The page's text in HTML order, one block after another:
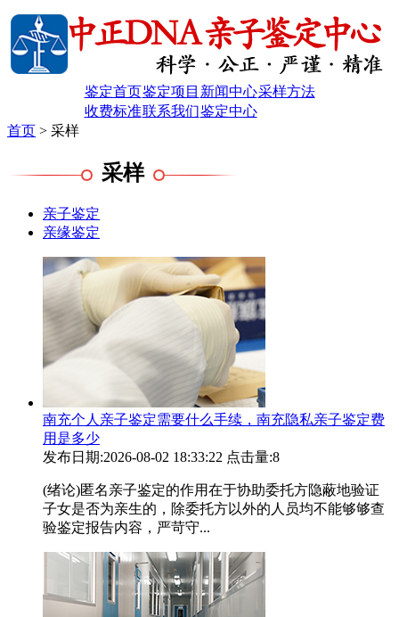
鉴定首页鉴定项目 新闻中心采样方法
收费标准联系我们鉴定中心
首页 > 采样
采样
亲子鉴定
亲缘鉴定
南充个人亲子鉴定需要什么手续，南充隐私亲子鉴定费
用是多少
发布日期:2026-08-02 18:33:22 点击量:8
(绪论)匿名亲子鉴定的作用在于协助委托方隐蔽地验证
子女是否为亲生的，除委托方以外的人员均不能够够查
验鉴定报告内容，严苛守...